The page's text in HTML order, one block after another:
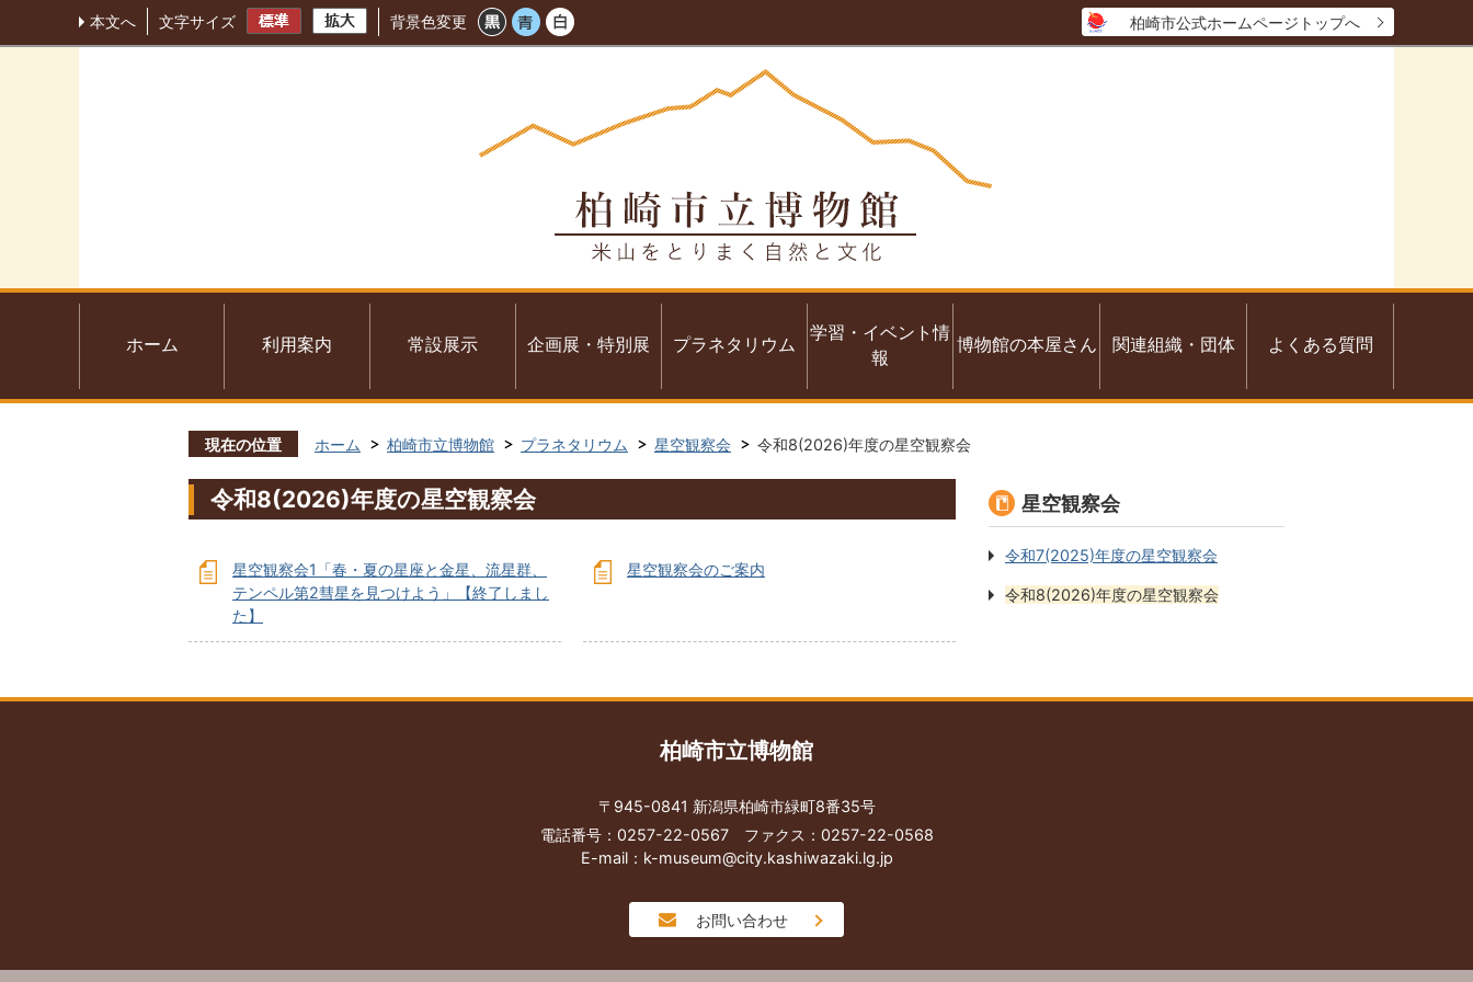
本文へ 文字サイズ 背景色変更 柏崎市公式ホームページトップへ
ホーム 利用案内 常設展示 企画展・特別展 プラネタリウム
学習・イベント情
報
博物館の本屋さん 関連組織・団体 よくある質問
現在の位置 ホーム 柏崎市立博物館 プラネタリウム 星空観察会 令和8(2026)年度の星空観察会
令和8(2026)年度の星空観察会
星空観察会1「春・夏の星座と金星、流星群、
テンペル第2彗星を見つけよう」【終了しまし
た】
星空観察会のご案内
星空観察会
令和7(2025)年度の星空観察会
令和8(2026)年度の星空観察会
柏崎市立博物館
〒945-0841 新潟県柏崎市緑町8番35号
電話番号：0257-22-0567
ファクス：0257-22-0568
E-mail：k-museum@city.kashiwazaki.lg.jp
お問い合わせ